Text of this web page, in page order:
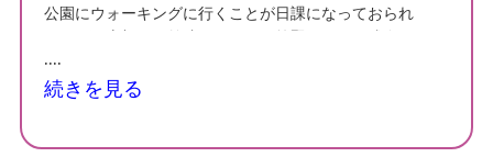
公園にウォーキングに行くことが日課になっておられ
ます。頚肩部から前腕にかけての筋緊張はまだ残存し
ており、力も入り辛い状況ですので継続して治療を行
っております。
....
続きを見る